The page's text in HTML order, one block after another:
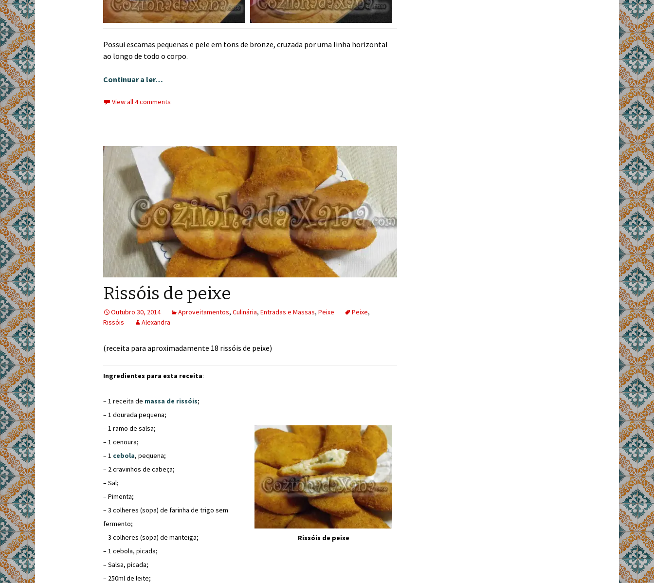
Possui escamas pequenas e pele em tons de bronze, cruzada por uma linha horizontal
ao longo de todo o corpo.
Continuar a ler…
View all 4 comments
Rissóis de peixe
Outubro 30, 2014 Aproveitamentos, Culinária, Entradas e Massas, Peixe Peixe,
Rissóis
Alexandra
(receita para aproximadamente 18 rissóis de peixe)
Ingredientes para esta receita:
– 1 receita de massa de rissóis;
– 1 dourada pequena;
– 1 ramo de salsa;
– 1 cenoura;
– 1 cebola, pequena;
– 2 cravinhos de cabeça;
– Sal;
– Pimenta;
– 3 colheres (sopa) de farinha de trigo sem
fermento;
– 3 colheres (sopa) de manteiga;
– 1 cebola, picada;
– Salsa, picada;
– 250ml de leite;
Rissóis de peixe